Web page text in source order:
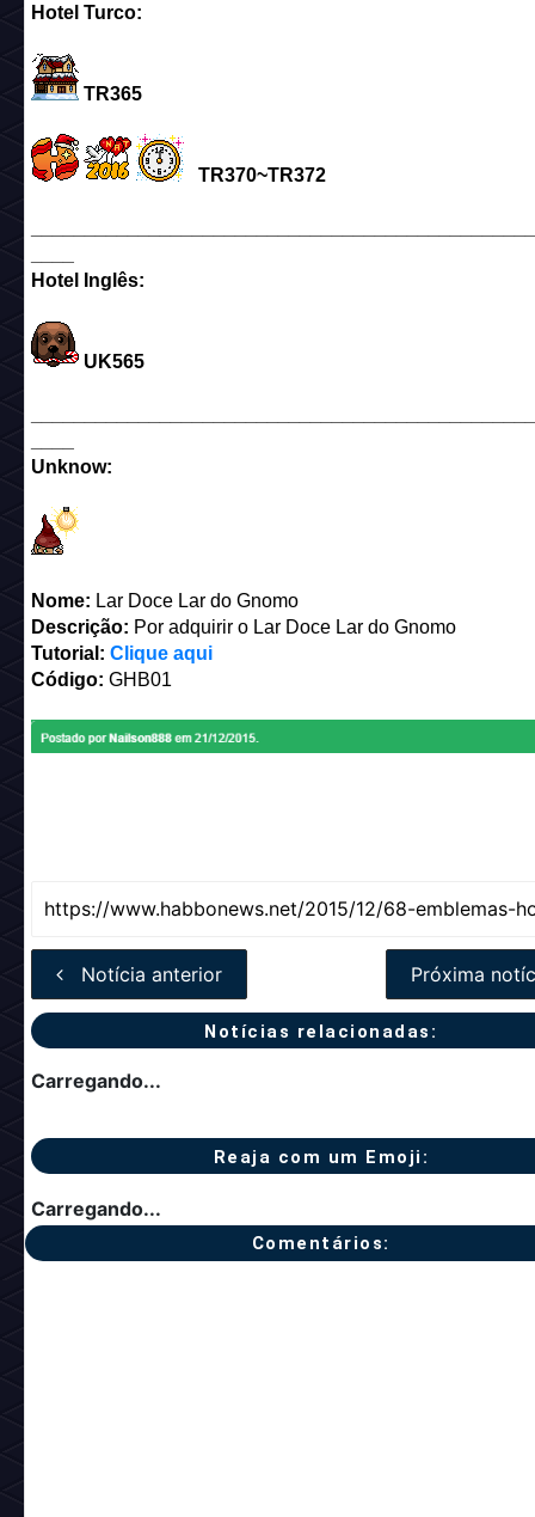
Hotel Turco:
TR365
TR370~TR372
Hotel Inglês:
UK565
Unknow:
Nome: Lar Doce Lar do Gnomo
Descrição: Por adquirir o Lar Doce Lar do Gnomo
Tutorial: Clique aqui
Código: GHB01
Notícia anterior Próxima
Notícias relacionadas:
Carregando...
Reaja com um Emoji:
Carregando...
Comentários: